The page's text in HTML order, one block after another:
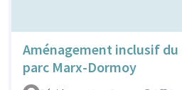
Aménagement inclusif du
parc Marx-Dormoy